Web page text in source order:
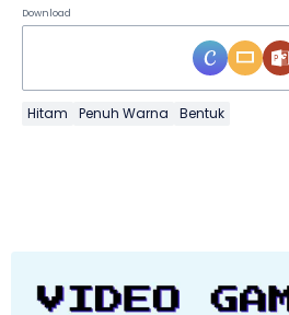
Download
Hitam Penuh Warna Bentuk